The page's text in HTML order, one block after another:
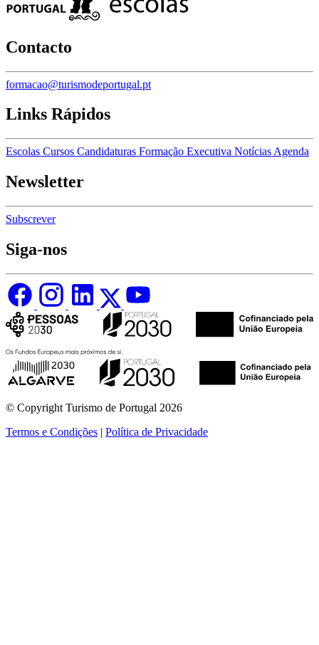
Contacto
formacao@turismodeportugal.pt
Links Rápidos
Escolas Cursos Candidaturas Formação Executiva Notícias Agenda
Newsletter
Subscrever
Siga-nos
© Copyright Turismo de Portugal 2026
Termos e Condições | Política de Privacidade